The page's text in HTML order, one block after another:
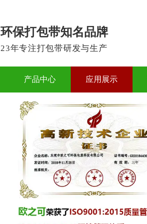
环保打包带知名品牌
23年专注打包带研发与生产
产品中心 应用展示